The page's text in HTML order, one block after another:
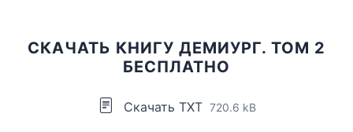
СКАЧАТЬ КНИГУ ДЕМИУРГ. ТОМ 2
БЕСПЛАТНО
Скачать TXT 720.6 kB